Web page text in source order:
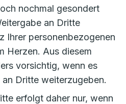
nochmal gesondert
an Dritte
Ihrer personenbezogenen
Herzen. Aus diesem
vorsichtig, wenn es
Dritte weiterzugeben.
erfolgt daher nur, wenn